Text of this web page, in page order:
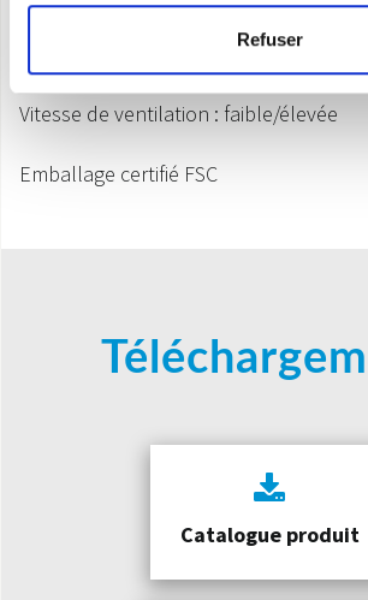
Refuser
Vitesse de ventilation : faible/élevée
Emballage certifié FSC
Catalogue produit